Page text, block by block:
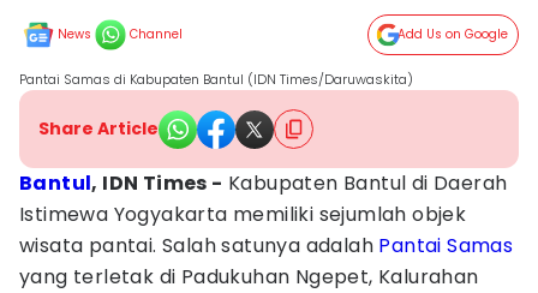
News Channel Add Us on Google
Pantai Samas di Kabupaten Bantul (IDN Times/Daruwaskita)
Share Article
Bantul, IDN Times - Kabupaten Bantul di Daerah
Istimewa Yogyakarta memiliki sejumlah objek
wisata pantai. Salah satunya adalah Pantai Samas
yang terletak di Padukuhan Ngepet, Kalurahan